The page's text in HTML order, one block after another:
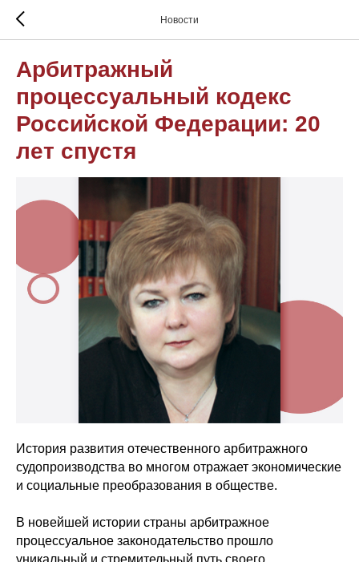
Новости
Арбитражный
процессуальный кодекс
Российской Федерации: 20
лет спустя
История развития отечественного арбитражного
судопроизводства во многом отражает экономические
и социальные преобразования в обществе.
В новейшей истории страны арбитражное
процессуальное законодательство прошло
уникальный и стремительный путь своего